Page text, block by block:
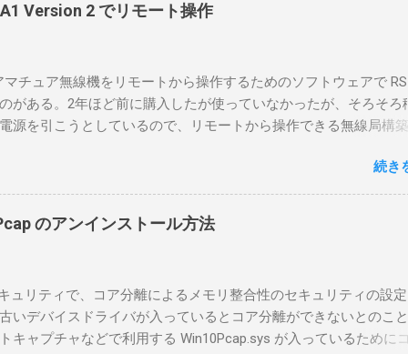
Version 2 でリモート操作
マチュア無線機をリモートから操作するためのソフトウェアで
がある。2年ほど前に購入したが使っていなかったが、そろそろ
源を引こうとしているので、リモートから操作できる無線局構
ったのだが、ちっともそんなに簡単につながらなかった。という
ポイントを明示しながら、私なりの解説を書いてみる。 基本的
使う場合は、下記のこれらものが必要である ICOMの無線機。 今
るIC-7300を使う。 無線機側(サーバ側) のWindows PC。 今回は
なと思って。 操作側 (クライアント側) の Windows PC。 今回は
スコンピュータのWindows 11が入ったPC 操作側で音声を使っ
ば、相応なマイクなど。 そして、リモート操作を行うソフトウ
続き
のアンインストール方法
ュリティで、コア分離によるメモリ整合性のセキュリティの設
いデバイスドライバが入っているとコア分離ができないとのこ
キャプチャなどで利用する Win10Pcap.sys が入っているために